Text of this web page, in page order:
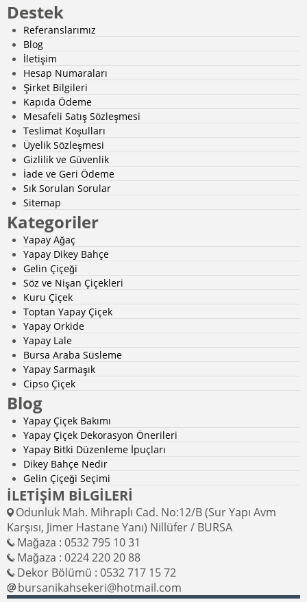
Destek
Referanslarımız
Blog
İletişim
Hesap Numaraları
Şirket Bilgileri
Kapıda Ödeme
Mesafeli Satış Sözleşmesi
Teslimat Koşulları
Üyelik Sözleşmesi
Gizlilik ve Güvenlik
İade ve Geri Ödeme
Sık Sorulan Sorular
Sitemap
Kategoriler
Yapay Ağaç
Yapay Dikey Bahçe
Gelin Çiçeği
Söz ve Nişan Çiçekleri
Kuru Çiçek
Toptan Yapay Çiçek
Yapay Orkide
Yapay Lale
Bursa Araba Süsleme
Yapay Sarmaşık
Cipso Çiçek
Blog
Yapay Çiçek Bakımı
Yapay Çiçek Dekorasyon Önerileri
Yapay Bitki Düzenleme İpuçları
Dikey Bahçe Nedir
Gelin Çiçeği Seçimi
İLETİŞİM BİLGİLERİ
Odunluk Mah. Mihraplı Cad. No:12/B (Sur Yapı Avm
Karşısı, Jimer Hastane Yanı) Nillüfer / BURSA
Mağaza : 0532 795 10 31
Mağaza : 0224 220 20 88
Dekor Bölümü : 0532 717 15 72
bursanikahsekeri@hotmail.com